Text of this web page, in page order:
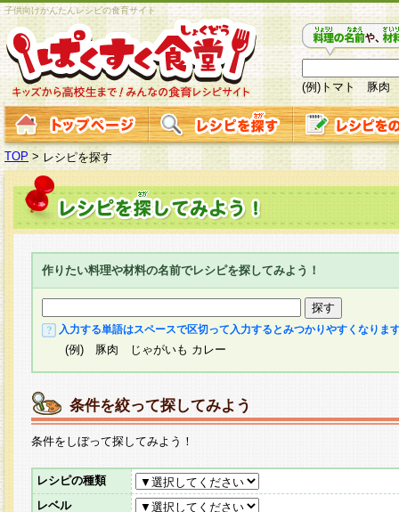
子供向けかんたんレシピの食育サイト
(例)トマト 豚肉
TOP > レシピを探す
作りたい料理や材料の名前でレシピを探してみよう！
入力する単語はスペースで区切って入力するとみつかりやすくなりま
(例) 豚肉 じゃがいも カレー
条件を絞って探してみよう
条件をしぼって探してみよう！
レシピの種類
レベル